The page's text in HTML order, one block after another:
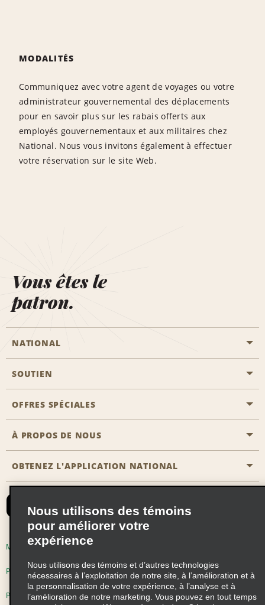
MODALITÉS
Communiquez avec votre agent de voyages ou votre
administrateur gouvernemental des déplacements
pour en savoir plus sur les rabais offerts aux
employés gouvernementaux et aux militaires chez
National. Nous vous invitons également à effectuer
votre réservation sur le site Web.
Vous êtes le
patron.
NATIONAL
Aviation générale
Emplacements Emerald Aisle
Agents de voyage
Réserver un véhicule pour quelqu'un d'autre
Emerald Club se connecter
Emerald Club S'inscrire
Emerald Club Avantages
Emerald Club Services
SOUTIEN
Clients ayant un handicap
Nous contacter
FAQ
OFFRES SPÉCIALES
Toutes les offres
Abonnement aux courriels
À PROPOS DE NOUS
Histoire de l’entreprise
Nouvelles et histoires
Responsabilité sociale
Occasions de franchise mondiales
Perspectives de carrière
OBTENEZ L'APPLICATION NATIONAL
Modalités d'utilisation
Politique sur les fichiers témoins
Pluriannuel d'accessibilité Choix de confidentialité
Nous utilisons des témoins
pour améliorer votre
expérience
Nous utilisons des témoins et d’autres technologies
nécessaires à l’exploitation de notre site, à l’amélioration et à
la personnalisation de votre expérience, à l’analyse et à
l’amélioration de notre marketing. Vous pouvez en tout temps